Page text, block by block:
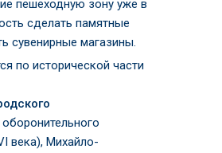
пешеходную зону уже в
сделать памятные
сувенирные магазины.
по исторической части
века), Михайло-